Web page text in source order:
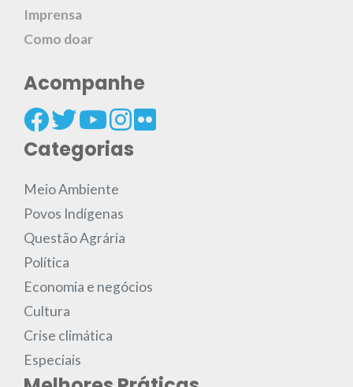
Imprensa
Como doar
Acompanhe
Categorias
Meio Ambiente
Povos Indígenas
Questão Agrária
Política
Economia e negócios
Cultura
Crise climática
Especiais